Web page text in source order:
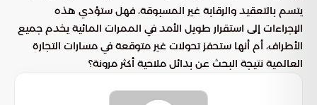
يتسم بالتعقيد والرقابة غير المسبوقة، فهل ستؤدي هذه
الإجراءات إلى استقرار طويل الأمد في الممرات المائية يخدم جميع
الأطراف، أم أنها ستحفز تحولات غير متوقعة في مسارات التجارة
العالمية نتيجة البحث عن بدائل ملاحية أكثر مرونة؟